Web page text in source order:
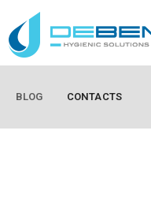
BLOG CONTACTS